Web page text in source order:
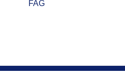
FAG